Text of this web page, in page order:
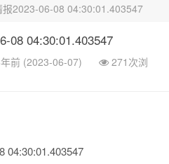
报2023-06-08 04:30:01.403547
08 04:30:01.403547
前 (2023-06-07)
271次浏
04:30:01.403547